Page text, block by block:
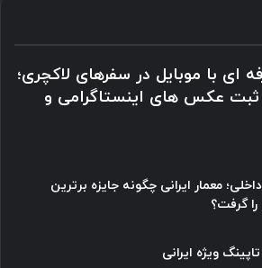
با موبایل در سفرهای لاکچری؛
ثبت عکس های اینستاگرامی و
معمار ایرانی چگونه جایزه برترین
گرفت؟
ویژه ایرانی